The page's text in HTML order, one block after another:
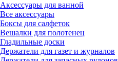
Аксессуары для ванной
Все аксессуары
Боксы для салфеток
Вешалки для полотенец
Гладильные доски
Держатели для газет и журналов